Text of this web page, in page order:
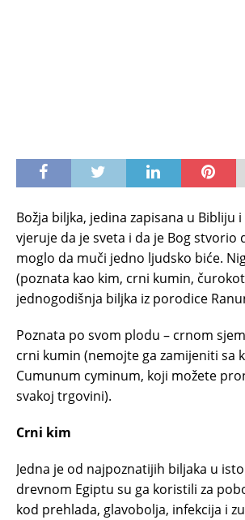
Božja biljka, jedina zapisana u Bibliju
vjeruje da je sveta i da je Bog stvorio
moglo da muči jedno ljudsko biće.
(poznata kao kim, crni kumin,
jednogodišnja biljka iz porodice
Poznata po svom plodu – crnom
crni kumin (nemojte ga zamijeniti sa
Cumunum cyminum, koji možete
svakoj trgovini).
Crni kim
Jedna je od najpoznatijih biljaka u
drevnom Egiptu su ga koristili za
kod prehlada, glavobolja, infekcija i